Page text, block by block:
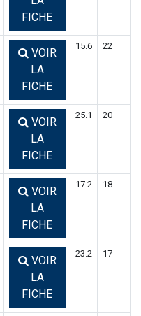
FICHE
VOIR
LA
FICHE
15.6 22
VOIR
LA
FICHE
25.1 20
VOIR
LA
FICHE
17.2 18
VOIR
LA
FICHE
23.2 17